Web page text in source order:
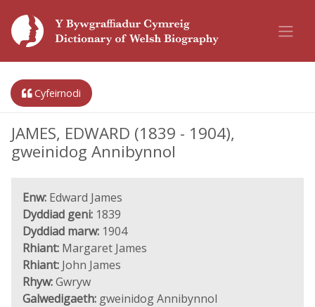
Cyfeirnodi
JAMES, EDWARD (1839 - 1904),
gweinidog Annibynnol
Enw: Edward James
Dyddiad geni: 1839
Dyddiad marw: 1904
Rhiant: Margaret James
Rhiant: John James
Rhyw:Gwryw
Galwedigaeth: gweinidog Annibynnol